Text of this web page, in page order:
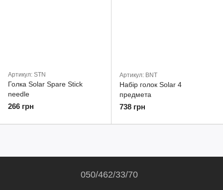
Артикул: STN
Голка Solar Spare Stick
needle
266 грн
Артикул: BNT
Набір голок Solar 4
предмета
738 грн
050/462/33/70